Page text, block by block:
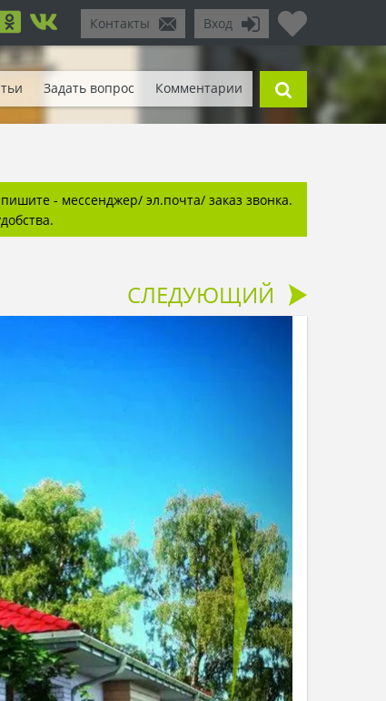
Вход
Контакты
Задать вопрос Комментарии
- мессенджер/ эл.почта/ заказ звонка.
СЛЕДУЮЩИЙ